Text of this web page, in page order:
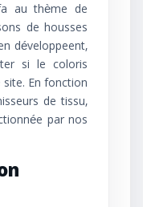
au thème de
de housses
développeent,
si le coloris
En fonction
de tissu,
par nos